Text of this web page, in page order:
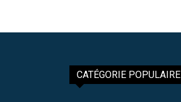
CATÉGORIE POPULAIRE